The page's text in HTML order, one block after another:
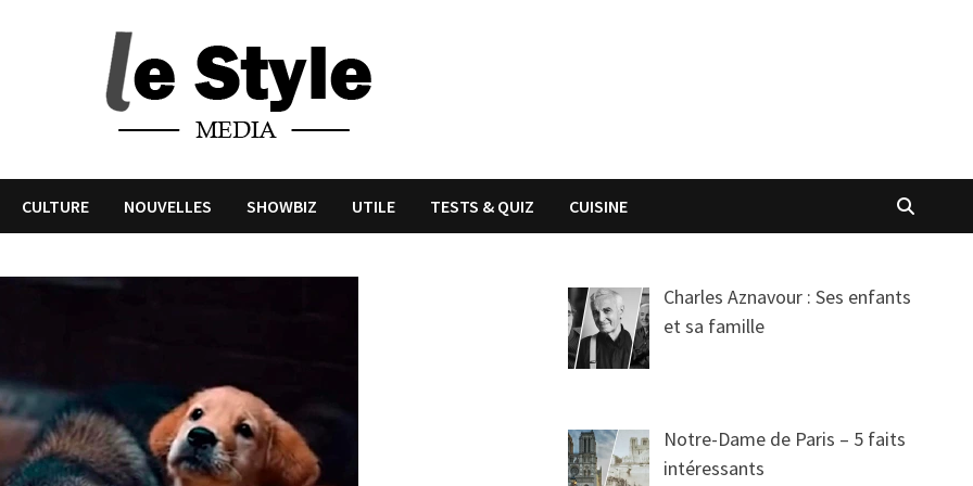
CULTURE NOUVELLES SHOWBIZ UTILE TESTS & QUIZ CUISINE
Charles Aznavour : Ses enfants
et sa famille
Notre-Dame de Paris – 5 faits
intéressants